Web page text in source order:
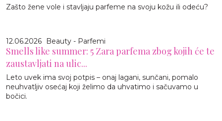
Zašto žene vole i stavljaju parfeme na svoju kožu ili odeću?
12.06.2026 Beauty - Parfemi
Smells like summer: 5 Zara parfema zbog kojih će te
zaustavljati na ulic...
Leto uvek ima svoj potpis – onaj lagani, sunčani, pomalo
neuhvatljiv osećaj koji želimo da uhvatimo i sačuvamo u
bočici.